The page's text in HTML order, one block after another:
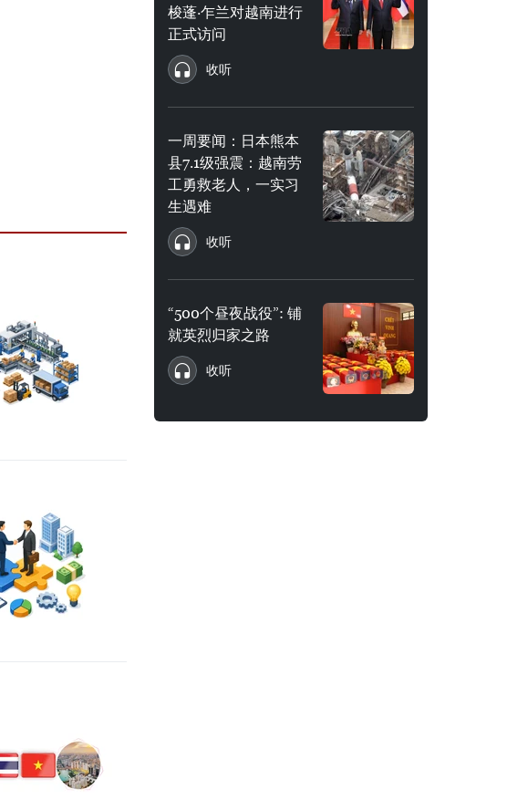
梭蓬·乍兰对越南进行
正式访问
收听
一周要闻：日本熊本
县7.1级强震：越南劳
工勇救老人，一实习
生遇难
收听
“500个昼夜战役”: 铺
就英烈归家之路
收听